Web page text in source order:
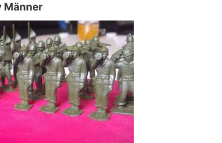
Männer